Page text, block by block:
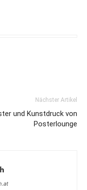
Nächster Artikel
und Kunstdruck von
Posterlounge